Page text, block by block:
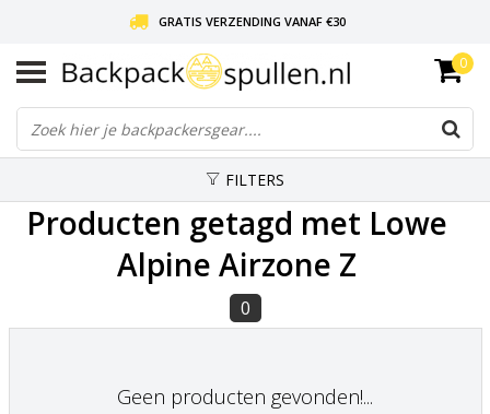
GRATIS VERZENDING VANAF €30
LIEFDE VOOR BACKPACKEN!
30 DAGEN GRATIS RETOUR
0
FILTERS
Producten getagd met Lowe
Alpine Airzone Z
0
Geen producten gevonden!...